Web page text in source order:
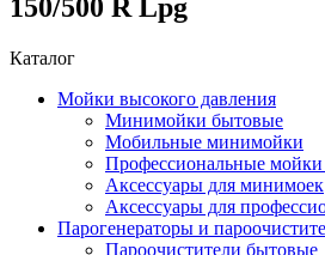
150/500 R Lpg
Каталог
Мойки высокого давления
Минимойки бытовые
Мобильные минимойки
Профессиональные мойки
Аксессуары для минимоек
Аксессуары для
Парогенераторы и
Пароочистители бытовые